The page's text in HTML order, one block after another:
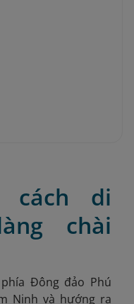
di
chài
Đông đảo Phú
Ninh và hướng ra